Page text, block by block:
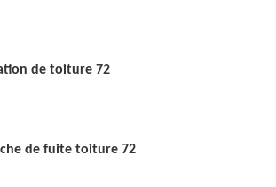
de toiture 72
de fuite toiture 72